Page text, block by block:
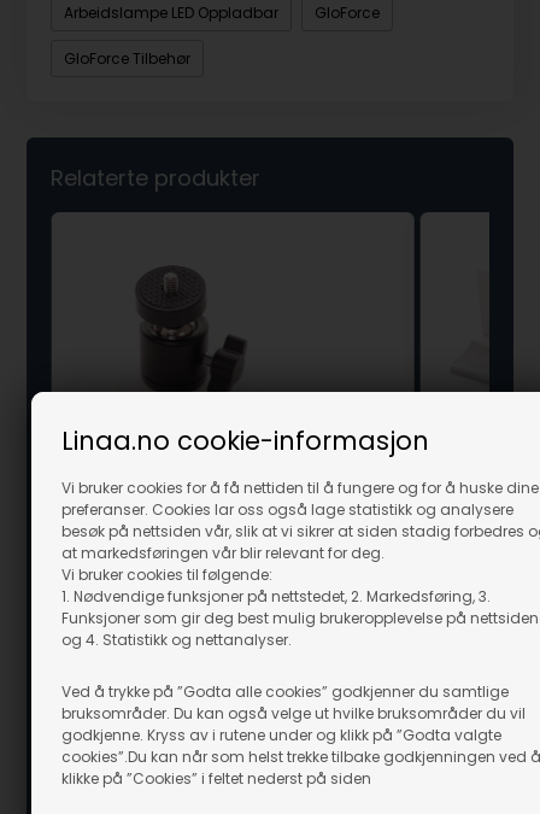
Linaa.no cookie-informasjon
Vi bruker cookies for å få nettiden til å fungere og for å huske dine
preferanser. Cookies lar oss også lage statistikk og analysere
besøk på nettsiden vår, slik at vi sikrer at siden stadig forbedres
at markedsføringen vår blir relevant for deg.
Vi bruker cookies til følgende:
1. Nødvendige funksjoner på nettstedet, 2. Markedsføring, 3.
Funksjoner som gir deg best mulig brukeropplevelse på nettsiden
og 4. Statistikk og nettanalyser.
Ved å trykke på ”Godta alle cookies” godkjenner du samtlige
bruksområder. Du kan også velge ut hvilke bruksområder du vil
godkjenne. Kryss av i rutene under og klikk på ”Godta valgte
cookies”.Du kan når som helst trekke tilbake godkjenningen ved å
klikke på ”Cookies” i feltet nederst på siden
Arbeidslampe LED Oppladbar
GloForce
GloForce Tilbehør
Relaterte produkter
På lager
169,00 NOK
inkl. moms
Evt. leveringskostnader
På lager
319,00
inkl. moms